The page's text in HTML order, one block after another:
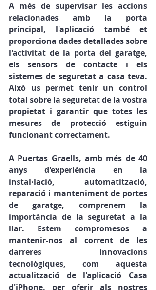
A més de supervisar les accions
relacionades amb la porta
principal, l'aplicació també et
proporciona dades detallades sobre
l'activitat de la porta del garatge,
els sensors de contacte i els
sistemes de seguretat a casa teva.
Això us permet tenir un control
total sobre la seguretat de la vostra
propietat i garantir que totes les
mesures de protecció estiguin
funcionant correctament.
A Puertas Graells, amb més de 40
anys d'experiència en la
instal·lació, automatització,
reparació i manteniment de portes
de garatge, comprenem la
importància de la seguretat a la
llar. Estem compromesos a
mantenir-nos al corrent de les
darreres innovacions
tecnològiques, com aquesta
actualització de l'aplicació Casa
d'iPhone, per oferir als nostres